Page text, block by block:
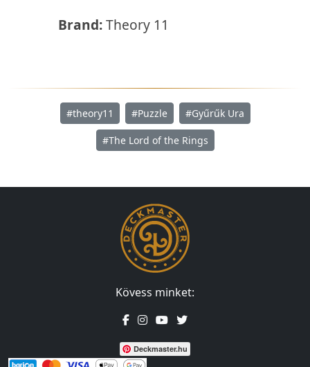
Brand:Theory 11
#theory11 #Puzzle #Gyűrűk Ura
#The Lord of the Rings
Kövess minket:
Deckmaster.hu